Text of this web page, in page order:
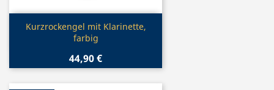
Vorschau
Kurzrockengel mit Klarinette,
farbig
44,90 €